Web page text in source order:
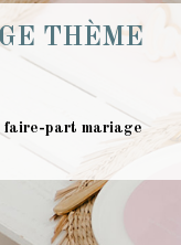
THÈME
faire-part mariage